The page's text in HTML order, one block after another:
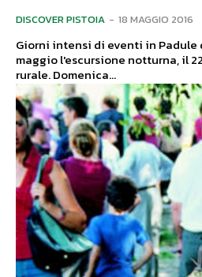
DISCOVER PISTOIA - 18 MAGGIO 2016
Giorni intensi di eventi in Padule
maggio l'escursione notturna, il
rurale. Domenica...